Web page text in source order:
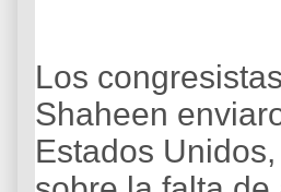
Los
Shaheen
Estados